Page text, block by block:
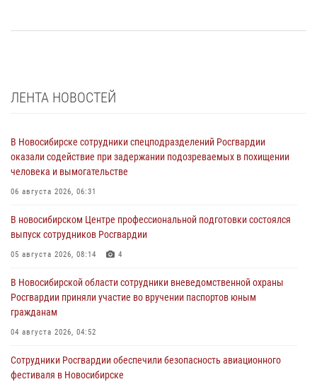
ЛЕНТА НОВОСТЕЙ
В Новосибирске сотрудники спецподразделений Росгвардии
оказали содействие при задержании подозреваемых в похищении
человека и вымогательстве
06 августа 2026, 06:31
В новосибирском Центре профессиональной подготовки состоялся
выпуск сотрудников Росгвардии
05 августа 2026, 08:14 4
В Новосибирской области сотрудники вневедомственной охраны
Росгвардии приняли участие во вручении паспортов юным
гражданам
04 августа 2026, 04:52
Сотрудники Росгвардии обеспечили безопасность авиационного
фестиваля в Новосибирске